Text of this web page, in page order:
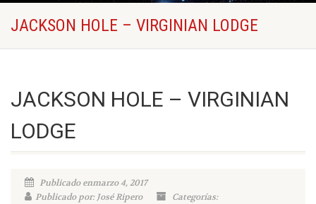
JACKSON HOLE – VIRGINIAN LODGE
JACKSON HOLE – VIRGINIAN
LODGE
Publicado enmarzo 4, 2017
Publicado por: José Ripero
Categorías: